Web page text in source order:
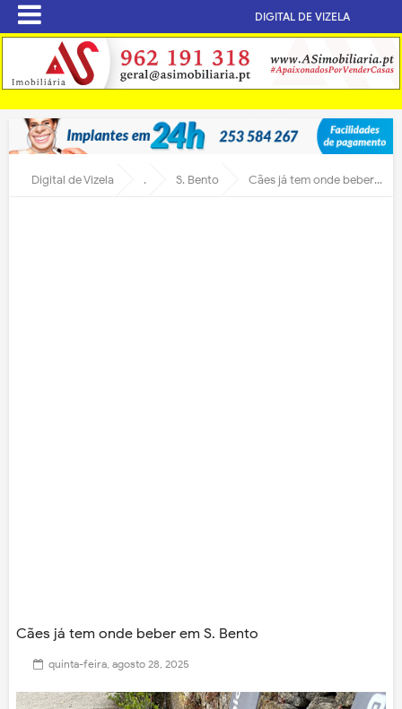
DIGITAL DE VIZELA
Digital de Vizela . S. Bento Cães já tem onde beber em S. Bento
Cães já tem onde beber em S. Bento
quinta-feira, agosto 28, 2025